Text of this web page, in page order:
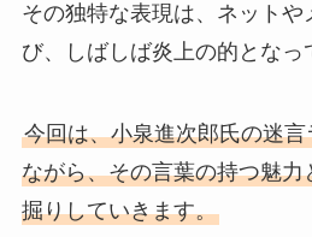
その独特な表現は、ネット
び、しばしば炎上の的となっ
今回は、小泉進次郎氏の迷
ながら、その言葉の持つ魅力
掘りしていきます。